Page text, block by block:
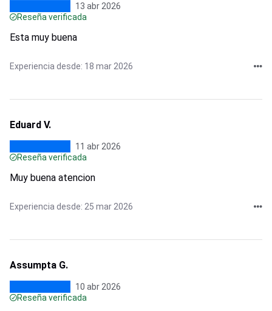
13 abr 2026
Reseña verificada
Esta muy buena
Experiencia desde: 18 mar 2026
Eduard V.
11 abr 2026
Reseña verificada
Muy buena atencion
Experiencia desde: 25 mar 2026
Assumpta G.
10 abr 2026
Reseña verificada